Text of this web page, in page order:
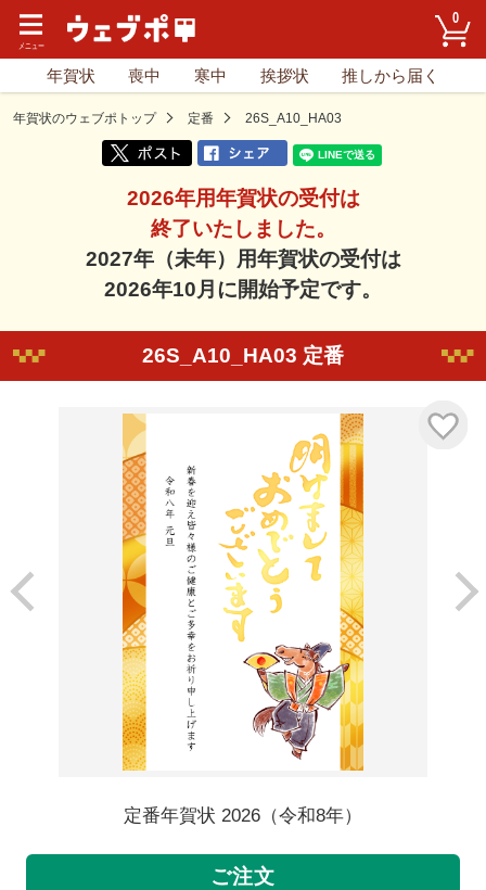
0
年賀状 喪中 寒中 挨拶状 推しから届く
年賀状のウェブポトップ 定番 26S_A10_HA03
2026年用年賀状の受付は
終了いたしました。
2027年（未年）用年賀状の受付は
2026年10月に開始予定です。
26S_A10_HA03 定番
定番年賀状 2026（令和8年）
ご注文